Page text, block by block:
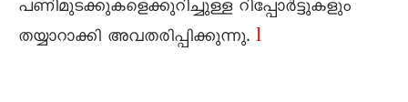
പണിമുടക്കുകളെക്കുറിച്ചുള്ള റിപ്പോർട്ടുകളും
തയ്യാറാക്കി അവതരിപ്പിക്കുന്നു. l